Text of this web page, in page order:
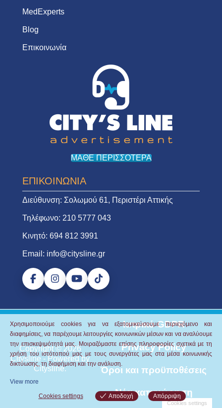
MedExperts
Blog
Επικοινωνία
ΜΑΘΕ ΠΕΡΙΣΣΟΤΕΡΑ
ΕΠΙΚΟΙΝΩΝΙΑ
Διεύθυνση: Σολωμού 61, Περιστέρι Αττικής
Τηλέφωνο: 210 5777 043
Κινητό: 694 812 3991
Email: info@citysline.gr
Copyright © 2026
Citysline- Powered by
Citysline.
Ιατρικό GDPR
Privacy Policy
Όροι και προϋποθέσεις
Νέα καταχώρηση
Χρησιμοποιούμε cookies για να εξατομικεύσουμε περιεχόμενο και
διαφημίσεις, να παρέχουμε λειτουργίες κοινωνικών μέσων και να αναλύουμε
την επισκεψιμότητά μας. Μοιραζόμαστε επίσης πληροφορίες σχετικά με τη
χρήση του ιστότοπού μας με τους συνεργάτες μας στα μέσα κοινωνικής
δικτύωσης, τη διαφήμιση και την ανάλυση.
View more
Cookies settings Αποδοχή Απόρριψη
Cookies settings